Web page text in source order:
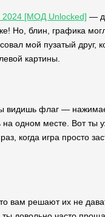
2024 [МОД Unlocked] —
Но, блин, графика
мой пузатый друг,
картины.
видишь флаг —
одном месте. Вот ты
когда игра просто
вам решают их не